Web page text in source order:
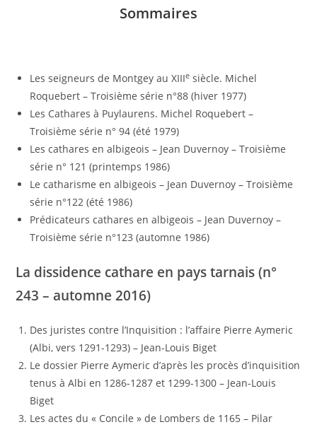
Sommaires
Les seigneurs de Montgey au XIIIe siècle. Michel
Roquebert – Troisième série n°88 (hiver 1977)
Les Cathares à Puylaurens. Michel Roquebert –
Troisième série n° 94 (été 1979)
Les cathares en albigeois – Jean Duvernoy – Troisième
série n° 121 (printemps 1986)
Le catharisme en albigeois – Jean Duvernoy – Troisième
série n°122 (été 1986)
Prédicateurs cathares en albigeois – Jean Duvernoy –
Troisième série n°123 (automne 1986)
La dissidence cathare en pays tarnais (n°
243 – automne 2016)
Des juristes contre l’Inquisition : l’affaire Pierre Aymeric
(Albi, vers 1291-1293) – Jean-Louis Biget
Le dossier Pierre Aymeric d’après les procès d’inquisition
tenus à Albi en 1286-1287 et 1299-1300 – Jean-Louis
Biget
Les actes du « Concile » de Lombers de 1165 – Pilar